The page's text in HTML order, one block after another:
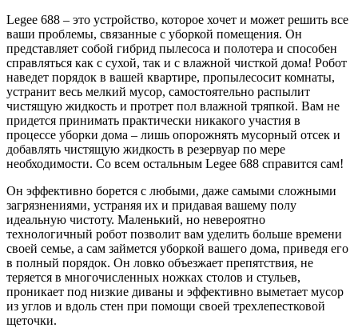
Legee 688 – это устройство, которое хочет и может решить все
ваши проблемы, связанные с уборкой помещения. Он
представляет собой гибрид пылесоса и полотера и способен
справляться как с сухой, так и с влажной чисткой дома! Робот
наведет порядок в вашей квартире, пропылесосит комнаты,
устранит весь мелкий мусор, самостоятельно распылит
чистящую жидкость и протрет пол влажной тряпкой. Вам не
придется принимать практически никакого участия в
процессе уборки дома – лишь опорожнять мусорный отсек и
добавлять чистящую жидкость в резервуар по мере
необходимости. Со всем остальным Legee 688 справится сам!
Он эффективно борется с любыми, даже самыми сложными
загрязнениями, устраняя их и придавая вашему полу
идеальную чистоту. Маленький, но невероятно
технологичный робот позволит вам уделить больше времени
своей семье, а сам займется уборкой вашего дома, приведя его
в полный порядок. Он ловко объезжает препятствия, не
теряется в многочисленных ножках столов и стульев,
проникает под низкие диваны и эффективно выметает мусор
из углов и вдоль стен при помощи своей трехлепестковой
щеточки.